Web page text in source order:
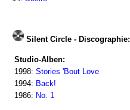
Silent Circle - Discographie:
Studio-Alben:
1998: Stories 'Bout Love
1994: Back!
1986: No. 1